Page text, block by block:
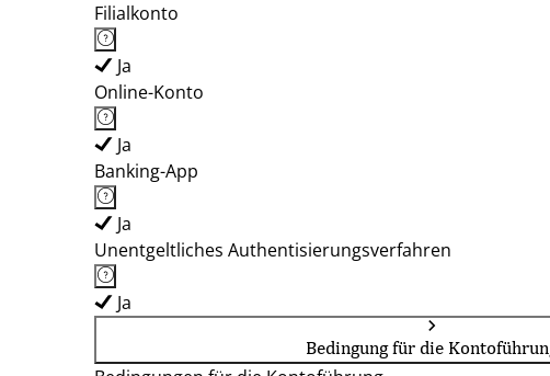
Filialkonto
Ja
Online-Konto
Ja
Banking-App
Ja
Unentgeltliches Authentisierungsverfahren
Ja
Bedingung für die